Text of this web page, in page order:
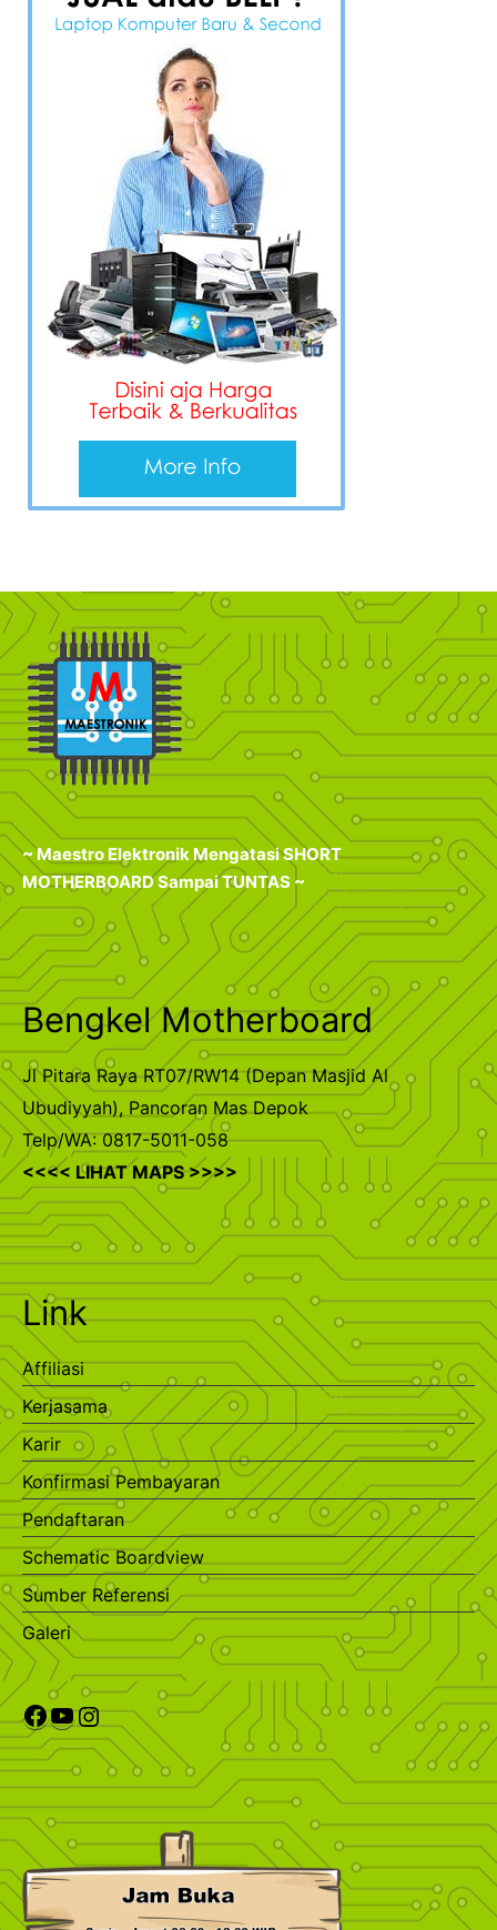
~ Maestro Elektronik Mengatasi SHORT
MOTHERBOARD Sampai TUNTAS ~
Bengkel Motherboard
Jl Pitara Raya RT07/RW14 (Depan Masjid Al
Ubudiyyah), Pancoran Mas Depok
Telp/WA: 0817-5011-058
<<<< LIHAT MAPS >>>>
Link
Affiliasi
Kerjasama
Karir
Konfirmasi Pembayaran
Pendaftaran
Schematic Boardview
Sumber Referensi
Galeri